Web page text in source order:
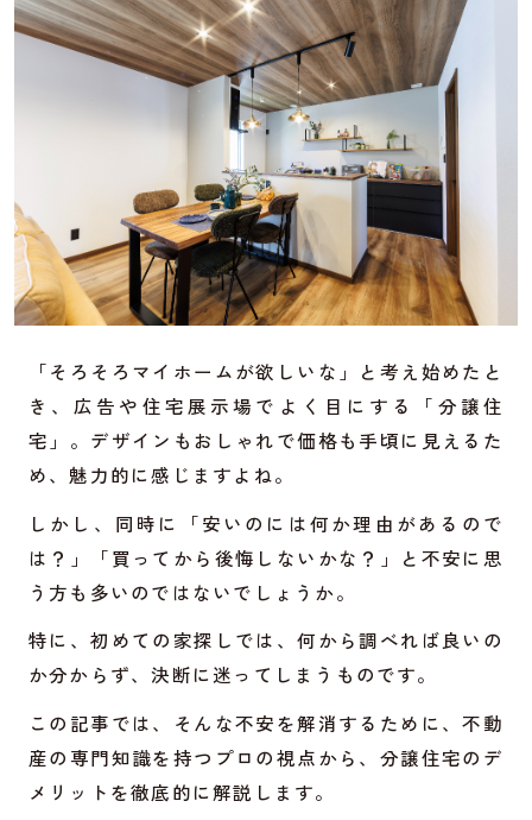
「そろそろマイホームが欲しいな」と考え始めたと
き、広告や住宅展示場でよく目にする「分譲住
宅」。デザインもおしゃれで価格も手頃に見えるた
め、魅力的に感じますよね。
しかし、同時に「安いのには何か理由があるので
は？」「買ってから後悔しないかな？」と不安に思
う方も多いのではないでしょうか。
特に、初めての家探しでは、何から調べれば良いの
か分からず、決断に迷ってしまうものです。
この記事では、そんな不安を解消するために、不動
産の専門知識を持つプロの視点から、分譲住宅のデ
メリットを徹底的に解説します。